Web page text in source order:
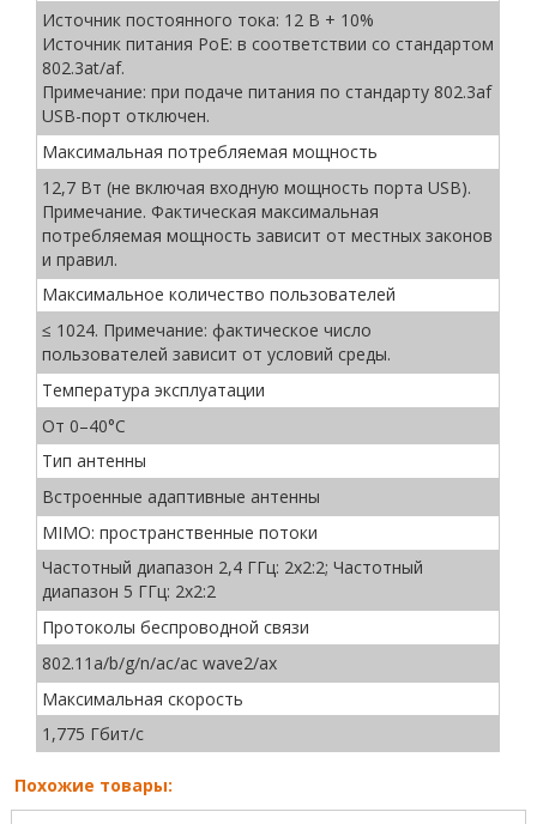
Источник постоянного тока: 12 В + 10%
Источник питания PoE: в соответствии со стандартом
802.3at/af.
Примечание: при подаче питания по стандарту 802.3af
USB-порт отключен.
Максимальная потребляемая мощность
12,7 Вт (не включая входную мощность порта USB).
Примечание. Фактическая максимальная
потребляемая мощность зависит от местных законов
и правил.
Максимальное количество пользователей
≤ 1024. Примечание: фактическое число
пользователей зависит от условий среды.
Температура эксплуатации
От 0–40°C
Тип антенны
Встроенные адаптивные антенны
MIMO: пространственные потоки
Частотный диапазон 2,4 ГГц: 2x2:2; Частотный
диапазон 5 ГГц: 2x2:2
Протоколы беспроводной связи
802.11a/b/g/n/ac/ac wave2/ax
Максимальная скорость
1,775 Гбит/с
Похожие товары: